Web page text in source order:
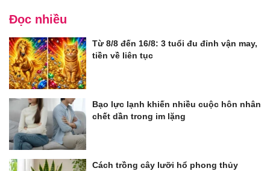
Đọc nhiều
Từ 8/8 đến 16/8: 3 tuổi đu đỉnh vận may,
tiền về liên tục
Bạo lực lạnh khiến nhiều cuộc hôn nhân
chết dần trong im lặng
Cách trồng cây lưỡi hổ phong thủy